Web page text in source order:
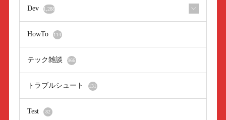
Dev 1,288
HowTo 114
テック雑談 966
トラブルシュート 131
Test 82